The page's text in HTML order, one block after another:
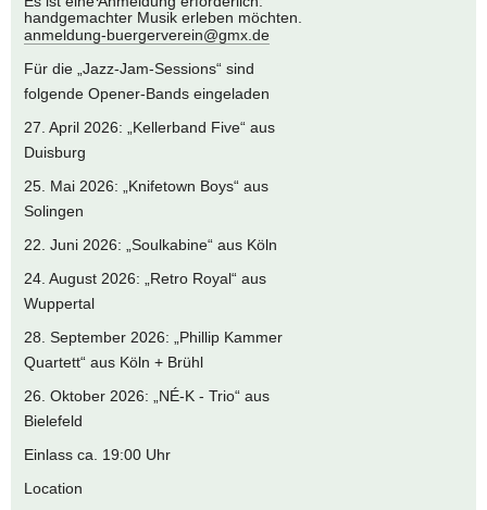
handgemachter Musik erleben möchten.
anmeldung-buergerverein@gmx.de
Für die „Jazz-Jam-Sessions“ sind
folgende Opener-Bands eingeladen
27. April 2026: „Kellerband Five“ aus
Duisburg
25. Mai 2026: „Knifetown Boys“ aus
Solingen
22. Juni 2026: „Soulkabine“ aus Köln
24. August 2026: „Retro Royal“ aus
Wuppertal
28. September 2026: „Phillip Kammer
Quartett“ aus Köln + Brühl
26. Oktober 2026: „NÉ-K - Trio“ aus
Bielefeld
Einlass ca. 19:00 Uhr
Location